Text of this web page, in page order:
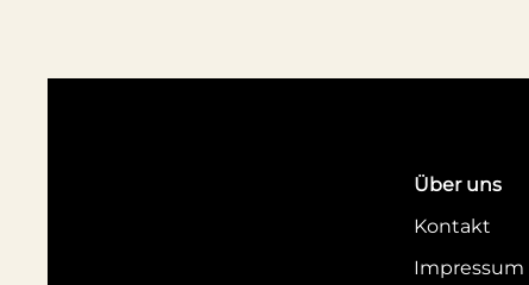
Über uns
Kontakt
Impressum